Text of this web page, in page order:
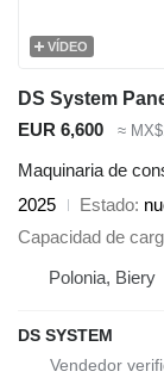
VÍDEO
DS System
EUR 6,600
≈
Maquinaria de
2025
Estado
Capacidad de
Polonia, Biery
DS SYSTEM